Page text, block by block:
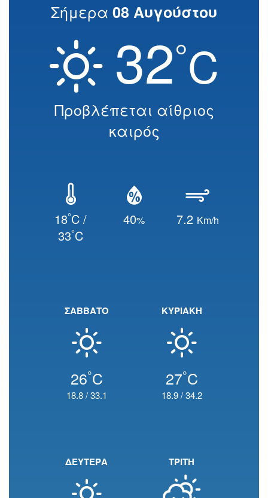
Σήμερα 08 Αυγούστου
32°C
Προβλέπεται αίθριος
καιρός
18°C /
33°C
40% 7.2 Km/h
ΣΑΒΒΑΤΟ
26°C
18.8/33.1
ΚΥΡΙΑΚΗ
27°C
18.9/34.2
ΔΕΥΤΕΡΑ ΤΡΙΤΗ